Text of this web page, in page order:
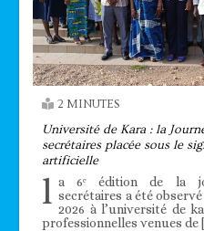
2 MINUTES
Université de Kara : la
secrétaires placée sous le
artificielle
l a 6ᵉ édition de la
secrétaires a été
2026 à l’université de
professionnelles venues de